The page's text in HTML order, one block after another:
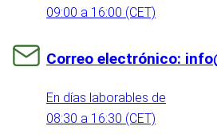
09:00 a 16:00 (CET)
Correo electrónico:
En días laborables de
08:30 a 16:30 (CET)